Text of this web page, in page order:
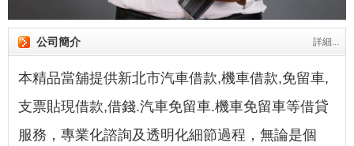
公司簡介 詳細...
本精品當舖提供新北市汽車借款,機車借款,免留車,
支票貼現借款,借錢.汽車免留車.機車免留車等借貸
服務，專業化諮詢及透明化細節過程，無論是個